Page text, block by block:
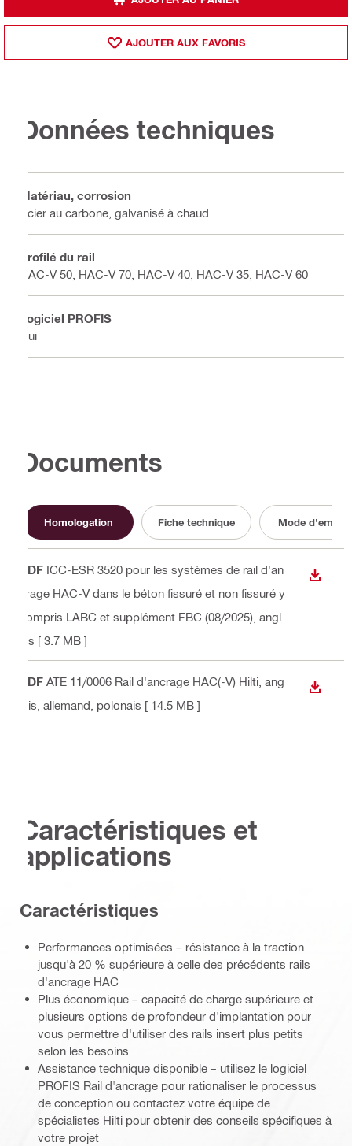
AJOUTER AUX FAVORIS
Données techniques
Matériau, corrosion
Acier au carbone, galvanisé à chaud
Profilé du rail
HAC-V 50, HAC-V 70, HAC-V 40, HAC-V 35, HAC-V 60
Logiciel PROFIS
Oui
Documents
Homologation Fiche technique Mode d'emploi
PDF ICC-ESR 3520 pour les systèmes de rail d'an
crage HAC-V dans le béton fissuré et non fissuré y
compris LABC et supplément FBC (08/2025) , angl
ais [ 3.7 MB ]
PDF ATE 11/0006 Rail d'ancrage HAC(-V) Hilti , ang
lais, allemand, polonais [ 14.5 MB ]
Caractéristiques et
applications
Caractéristiques
Performances optimisées – résistance à la traction
jusqu'à 20 % supérieure à celle des précédents rails
d'ancrage HAC
Plus économique – capacité de charge supérieure et
plusieurs options de profondeur d'implantation pour
vous permettre d'utiliser des rails insert plus petits
selon les besoins
Assistance technique disponible – utilisez le logiciel
PROFIS Rail d'ancrage pour rationaliser le processus
de conception ou contactez votre équipe de
spécialistes Hilti pour obtenir des conseils spécifiques à
votre projet